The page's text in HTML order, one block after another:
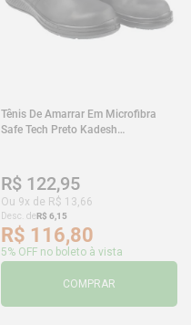
Tênis De Amarrar Em Microfibra
Safe Tech Preto Kadesh
R$ 122,95
Ou 9x de R$ 13,66
Desc. deR$ 6,15
R$ 116,80
5% OFF no boleto à vista
COMPRAR